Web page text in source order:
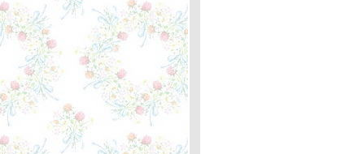
Currington ... ตะพาบ 355 "3
in 1"
The last farewell - Roger
Whittaker ... ความหมา
Hit the road Jack! - Ray
Charles ... ความหมา
Believe & If I Could Turn
Back Time - Cher ... หลัก
กิโลเมตรที่ 354
Tequila Sunrise - Eagles ...